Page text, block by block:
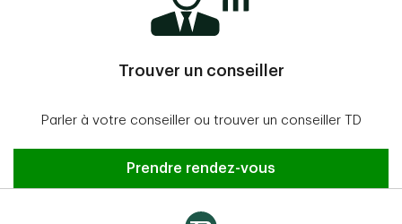
Trouver un conseiller
Parler à votre conseiller ou trouver un conseiller TD
Prendre rendez-vous